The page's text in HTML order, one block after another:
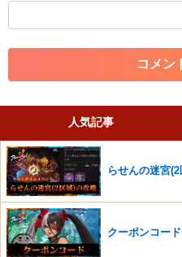
・アカウントの売買など金銭
・各ゲームのネタバレを含む
・その他、管理者が不適切と
だけますでしょうか。
コメントの削除を申請する※
せていただきます。ご了承く
※一度削除したコメントは復
さい。
また、過度な利用規約の違反や、
った場合は、法的措置をとらせて
かじめご理解くださいませ。
人気記事
らせんの迷宮
クーポンコー